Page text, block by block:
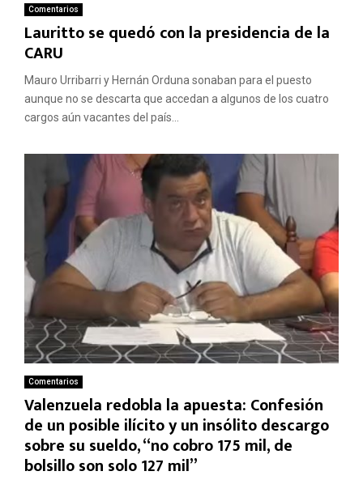
Comentarios
Lauritto se quedó con la presidencia de la
CARU
Mauro Urribarri y Hernán Orduna sonaban para el puesto
aunque no se descarta que accedan a algunos de los cuatro
cargos aún vacantes del país...
Comentarios
Valenzuela redobla la apuesta: Confesión
de un posible ilícito y un insólito descargo
sobre su sueldo, “no cobro 175 mil, de
bolsillo son solo 127 mil”